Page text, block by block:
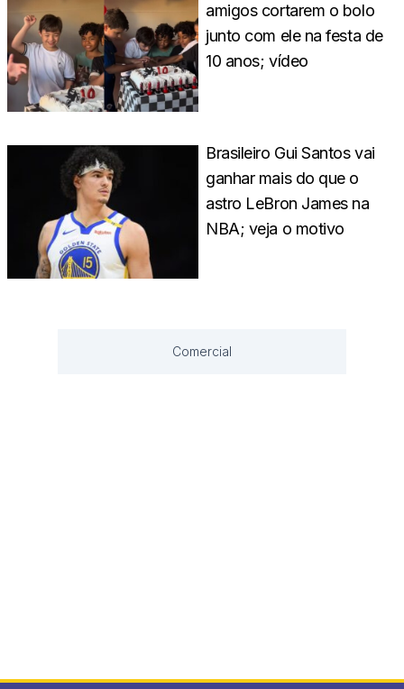
amigos cortarem o bolo
junto com ele na festa de
10 anos; vídeo
Brasileiro Gui Santos vai
ganhar mais do que o
astro LeBron James na
NBA; veja o motivo
Comercial